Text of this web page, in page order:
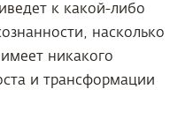
к какой-либо
насколько
никакого
и трансформации